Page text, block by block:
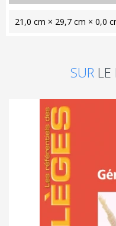
21,0 cm × 29,7 cm × 0,0
SUR LE